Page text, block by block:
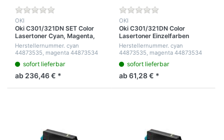
OKI
Oki C301/321DN SET Color
Lasertoner Cyan, Magenta,
Yellow, Black Original Toner
Kartusche
Herstellernummer. cyan
44873535, magenta 44873534
yellow 44973533 , black
44973536
sofort lieferbar
ab 236,46 € *
OKI
Oki C301/321DN Color
Lasertoner Einzelfarben
Cyan,Magenta, Yellow, Black
Original Toner Kartusche für
Herstellernummer. cyan
44873535, magenta 44873534
yellow 44973533 , black
44973536
sofort lieferbar
ab 61,28 € *